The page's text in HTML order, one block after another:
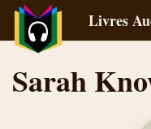
Livres
Sarah